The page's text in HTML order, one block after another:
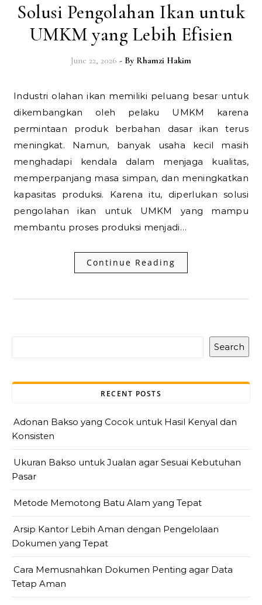
Solusi Pengolahan Ikan untuk
UMKM yang Lebih Efisien
June 22, 2026 - By Rhamzi Hakim
Industri olahan ikan memiliki peluang besar untuk
dikembangkan oleh pelaku UMKM karena
permintaan produk berbahan dasar ikan terus
meningkat. Namun, banyak usaha kecil masih
menghadapi kendala dalam menjaga kualitas,
memperpanjang masa simpan, dan meningkatkan
kapasitas produksi. Karena itu, diperlukan solusi
pengolahan ikan untuk UMKM yang mampu
membantu proses produksi menjadi…
Continue Reading
Search
RECENT POSTS
Adonan Bakso yang Cocok untuk Hasil Kenyal dan
Konsisten
Ukuran Bakso untuk Jualan agar Sesuai Kebutuhan
Pasar
Metode Memotong Batu Alam yang Tepat
Arsip Kantor Lebih Aman dengan Pengelolaan
Dokumen yang Tepat
Cara Memusnahkan Dokumen Penting agar Data
Tetap Aman